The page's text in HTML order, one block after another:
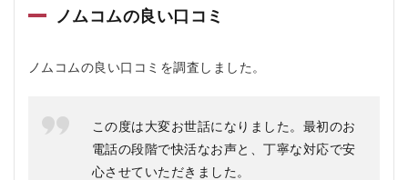
ノムコムの良い口コミ
ノムコムの良い口コミを調査しました。
この度は大変お世話になりました。最初のお
電話の段階で快活なお声と、丁寧な対応で安
心させていただきました。